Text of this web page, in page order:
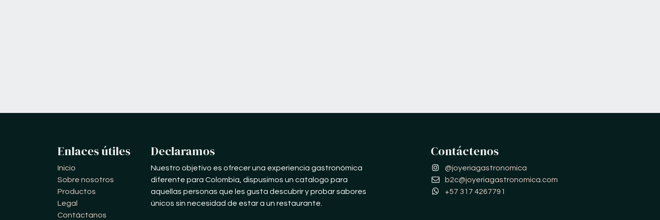
Enlaces útiles
Inicio
Sobre nosotros
Productos
Legal
Contáctanos
Declaramos
Nuestro objetivo es ofrecer una experiencia gastronómica
diferente para Colombia, dispusimos un catalogo para
aquellas personas que les gusta descubrir y probar sabores
únicos sin necesidad de estar a un restaurante.
Contáctenos
@joyeriagastronomica
b2c@joyeriagastronomica.com
+57 317 4267791